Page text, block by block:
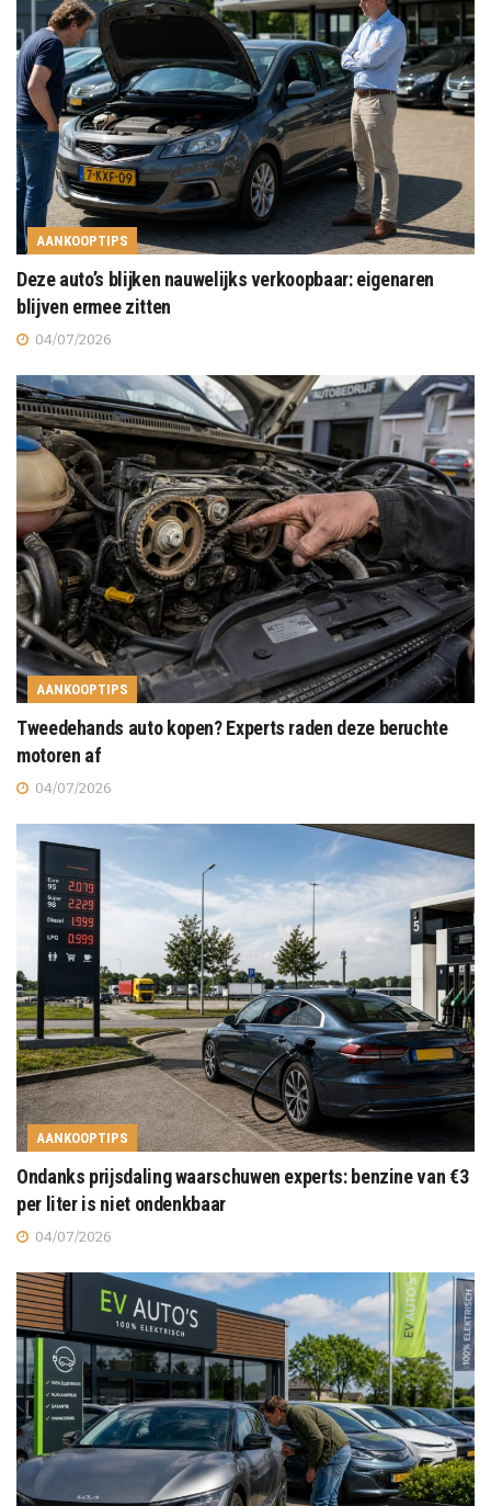
AANKOOPTIPS
Deze auto’s blijken nauwelijks verkoopbaar: eigenaren
blijven ermee zitten
04/07/2026
AANKOOPTIPS
Tweedehands auto kopen? Experts raden deze beruchte
motoren af
04/07/2026
AANKOOPTIPS
Ondanks prijsdaling waarschuwen experts: benzine van €3
per liter is niet ondenkbaar
04/07/2026